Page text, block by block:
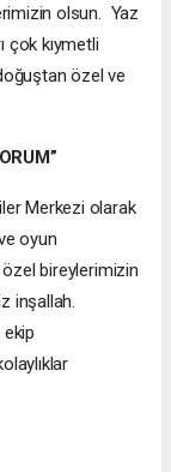
olsun. Yaz
çok kıymetli
özel ve
Merkezi olarak
oyun
bireylerimizin
inşallah.